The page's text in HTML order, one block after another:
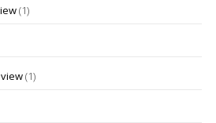
(1)
(1)